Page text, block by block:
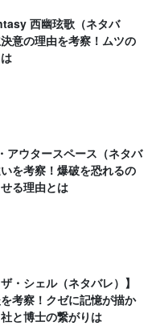
西幽玹歌（ネタバ
意の理由を考察！ムツの
アウタースペース（ネタバ
を考察！爆破を恐れるの
る理由とは
・シェル（ネタバレ）】
考察！クゼに記憶が描か
と博士の繋がりは